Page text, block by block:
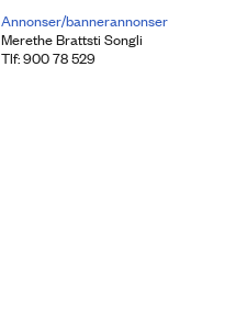
Annonser/bannerannonser
Merethe Brattsti Songli
Tlf: 900 78 529